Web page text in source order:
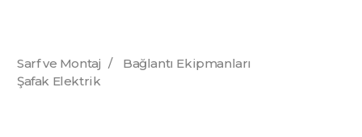
Sarf ve Montaj /
Bağlantı Ekipmanları
Şafak Elektrik